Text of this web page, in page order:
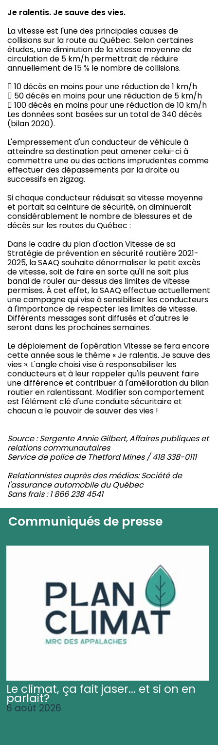
Je ralentis. Je sauve des vies.
La vitesse est l'une des principales causes de
collisions sur la route au Québec. Selon certaines
études, une diminution de la vitesse moyenne de
circulation de 5 km/h permettrait de réduire
annuellement de 15 % le nombre de collisions.
 10 décès en moins pour une réduction de 1 km/h
 50 décès en moins pour une réduction de 5 km/h
 100 décès en moins pour une réduction de 10 km/h
Les données sont basées sur un total de 340 décès
(bilan 2020).
L'empressement d'un conducteur de véhicule à
atteindre sa destination peut amener celui-ci à
commettre une ou des actions imprudentes comme
effectuer des dépassements par la droite ou
successifs en zigzag.
Si chaque conducteur réduisait sa vitesse moyenne
et portait sa ceinture de sécurité, on diminuerait
considérablement le nombre de blessures et de
décès sur les routes du Québec :
Dans le cadre du plan d'action Vitesse de sa
Stratégie de prévention en sécurité routière 2021-
2025, la SAAQ souhaite dénormaliser le petit excès
de vitesse, soit de faire en sorte qu'il ne soit plus
banal de rouler au-dessus des limites de vitesse
permises. À cet effet, la SAAQ effectue actuellement
une campagne qui vise à sensibiliser les conducteurs
à l'importance de respecter les limites de vitesse.
Différents messages sont diffusés et d'autres le
seront dans les prochaines semaines.
Le déploiement de l'opération Vitesse se fera encore
cette année sous le thème « Je ralentis. Je sauve des
vies ». L'angle choisi vise à responsabiliser les
conducteurs et à leur rappeler qu'ils peuvent faire
une différence et contribuer à l'amélioration du bilan
routier en ralentissant. Modifier son comportement
est l'élément clé d'une conduite sécuritaire et
chacun a le pouvoir de sauver des vies !
Source : Sergente Annie Gilbert, Affaires publiques et
relations communautaires
Service de police de Thetford Mines / 418 338-0111
Relationnistes auprès des médias: Société de
l'assurance automobile du Québec
Sans frais : 1 866 238 4541
Communiqués de presse
Le climat, ça fait jaser... et si on en
parlait?
6 août 2026